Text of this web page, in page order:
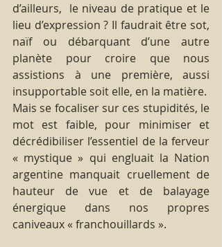
d’ailleurs,  le niveau de pratique et le
lieu d’expression ? Il faudrait être sot,
naïf ou débarquant d’une autre
planète pour croire que nous
assistions à une première, aussi
insupportable soit elle, en la matière.
Mais se focaliser sur ces stupidités, le
mot est faible, pour minimiser et
décrédibiliser l’essentiel de la ferveur
« mystique » qui engluait la Nation
argentine manquait cruellement de
hauteur de vue et de balayage
énergique dans nos propres
caniveaux « franchouillards ».